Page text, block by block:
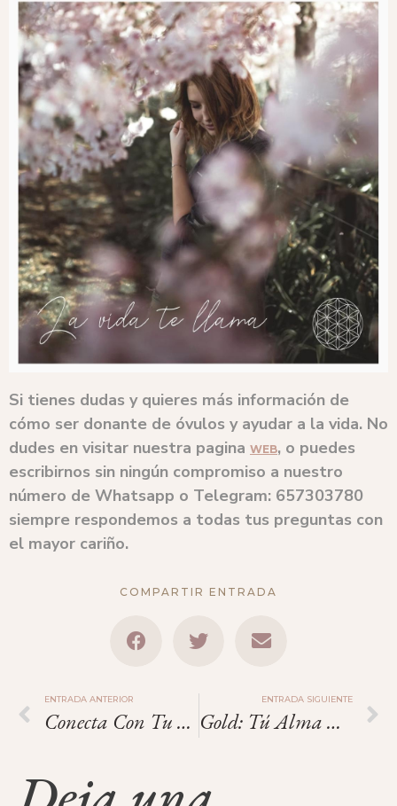
Si tienes dudas y quieres más información de
cómo ser donante de óvulos y ayudar a la vida. No
dudes en visitar nuestra pagina WEB, o puedes
escribirnos sin ningún compromiso a nuestro
número de Whatsapp o Telegram: 657303780
siempre respondemos a todas tus preguntas con
el mayor cariño.
COMPARTIR ENTRADA
ENTRADA ANTERIOR
Conecta Con Tu Lado Natural
ENTRADA SIGUIENTE
Gold: Tú Alma Es Oro.